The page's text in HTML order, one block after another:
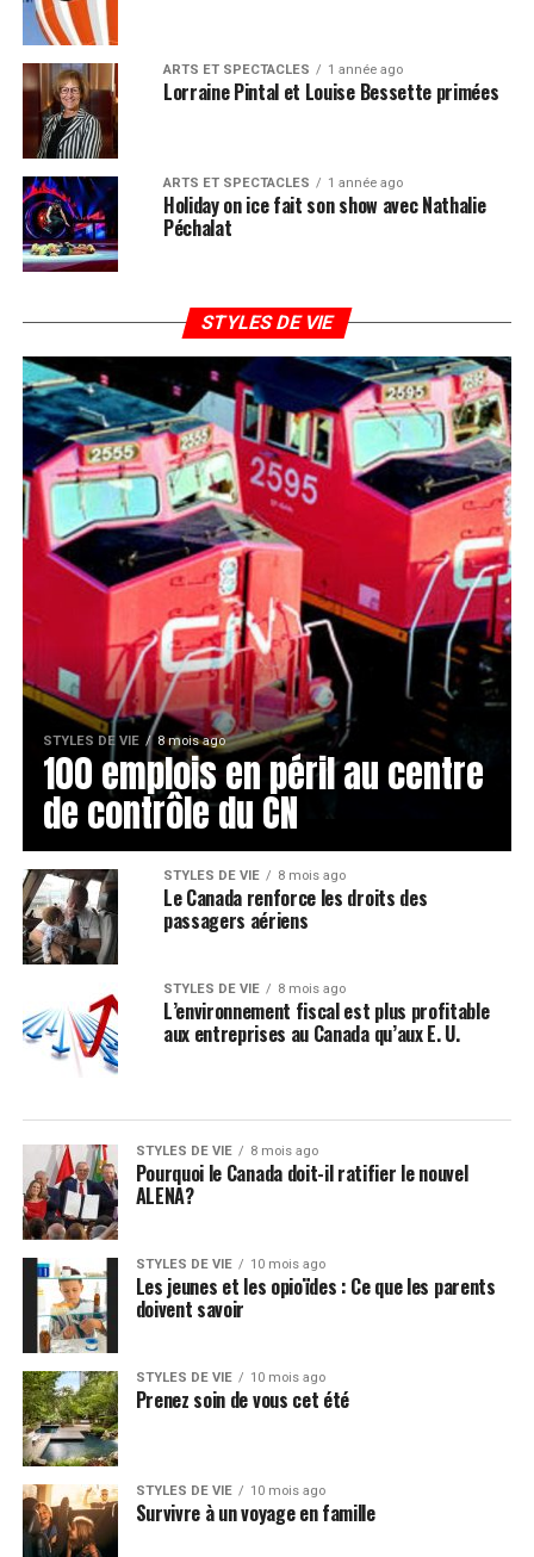
ARTS ET SPECTACLES 1 année ago
Lorraine Pintal et Louise Bessette primées
ARTS ET SPECTACLES 1 année ago
Holiday on ice fait son show avec Nathalie
Péchalat
STYLES DE VIE
STYLES DE VIE 8 mois ago
100 emplois en péril au centre
de contrôle du CN
STYLES DE VIE 8 mois ago
Le Canada renforce les droits des
passagers aériens
STYLES DE VIE 8 mois ago
L’environnement fiscal est plus profitable
aux entreprises au Canada qu’aux E. U.
STYLES DE VIE 8 mois ago
Pourquoi le Canada doit-il ratifier le nouvel
ALENA?
STYLES DE VIE 10 mois ago
Les jeunes et les opioïdes : Ce que les parents
doivent savoir
STYLES DE VIE 10 mois ago
Prenez soin de vous cet été
STYLES DE VIE 10 mois ago
Survivre à un voyage en famille